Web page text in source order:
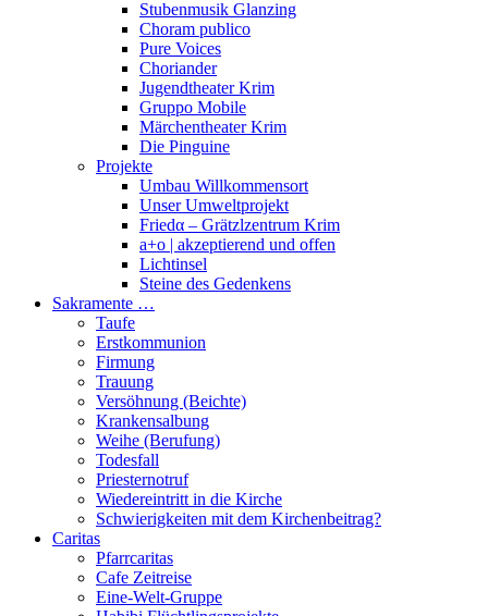
Stubenmusik Glanzing
Choram publico
Pure Voices
Choriander
Jugendtheater Krim
Gruppo Mobile
Märchentheater Krim
Die Pinguine
Projekte
Umbau Willkommensort
Unser Umweltprojekt
Friedα – Grätzlzentrum Krim
a+o | akzeptierend und offen
Lichtinsel
Steine des Gedenkens
Sakramente …
Taufe
Erstkommunion
Firmung
Trauung
Versöhnung (Beichte)
Krankensalbung
Weihe (Berufung)
Todesfall
Priesternotruf
Wiedereintritt in die Kirche
Schwierigkeiten mit dem Kirchenbeitrag?
Caritas
Pfarrcaritas
Cafe Zeitreise
Eine-Welt-Gruppe